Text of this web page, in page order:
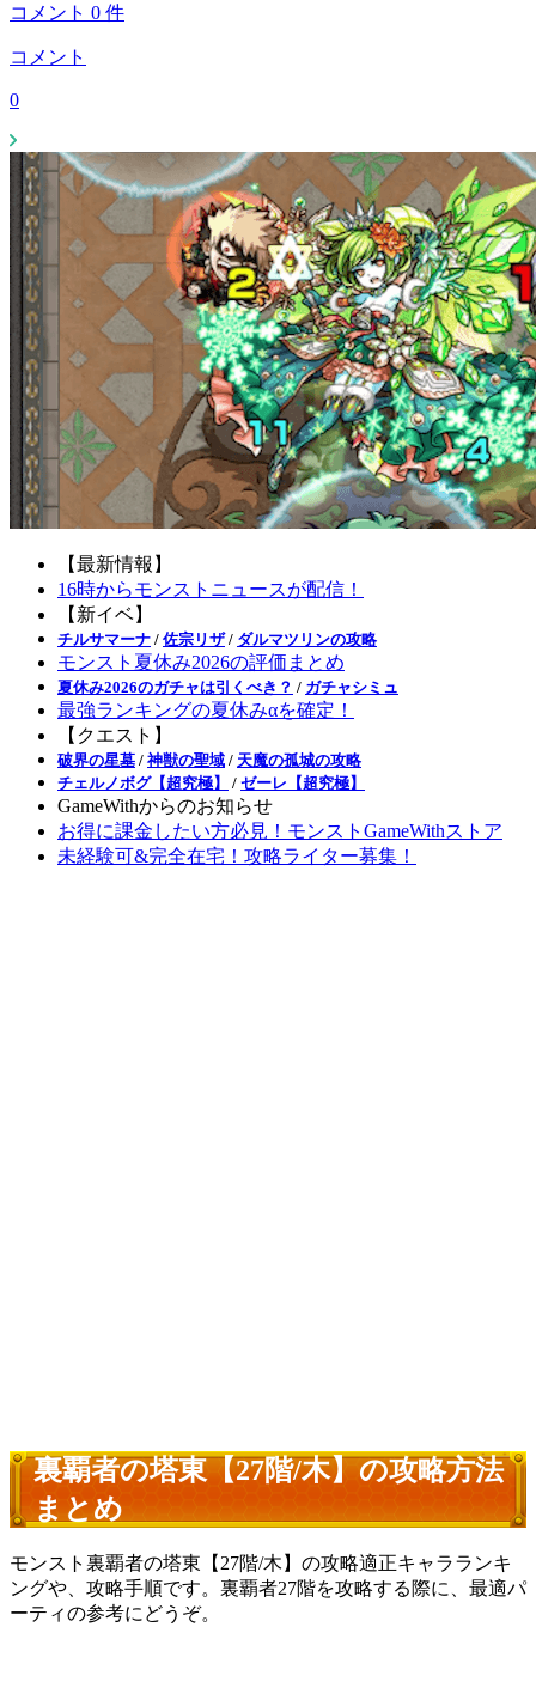
コメント 0 件
コメント
0
【最新情報】
16時からモンストニュースが配信！
【新イベ】
チルサマーナ / 佐宗リザ/ ダルマツリンの攻略
モンスト夏休み2026の評価まとめ
夏休み2026のガチャは引くべき？ / ガチャシミュ
最強ランキングの夏休みαを確定！
【クエスト】
破界の星墓 / 神獣の聖域 / 天魔の孤城の攻略
チェルノボグ【超究極】
/ ゼーレ【超究極】
GameWithからのお知らせ
お得に課金したい方必見！モンストGameWithストア
未経験可&完全在宅！攻略ライター募集！
裏覇者の塔東【27階/木】の攻略方法
まとめ
モンスト裏覇者の塔東【27階/木】の攻略適正キャラランキ
ングや、攻略手順です。裏覇者27階を攻略する際に、最適パ
ーティの参考にどうぞ。